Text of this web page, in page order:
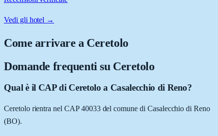
Vedi gli hotel →
Come arrivare a Ceretolo
Domande frequenti su Ceretolo
Qual è il CAP di Ceretolo a Casalecchio di Reno?
Ceretolo rientra nel CAP 40033 del comune di Casalecchio di Reno
(BO).